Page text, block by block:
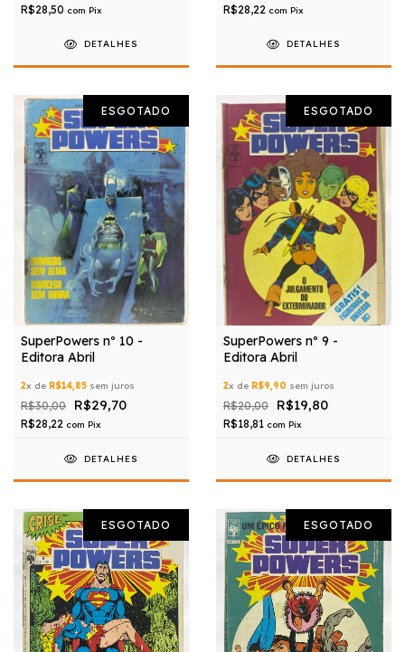
R$28,50 com Pix
DETALHES
R$28,22 com Pix
DETALHES
ESGOTADO
SuperPowers nº 10 -
Editora Abril
2x de R$14,85 sem juros
R$30,00 R$29,70
R$28,22 com Pix
DETALHES
ESGOTADO
SuperPowers nº 9 -
Editora Abril
2x de R$9,90 sem juros
R$20,00 R$19,80
R$18,81 com Pix
DETALHES
ESGOTADO ESGOTADO